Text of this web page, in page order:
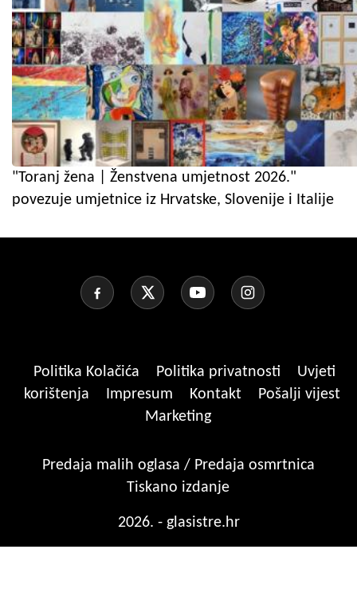
"Toranj žena | Ženstvena umjetnost 2026."
povezuje umjetnice iz Hrvatske, Slovenije i Italije
Politika Kolačića Politika privatnosti
Uvjeti
korištenja
Impresum Kontakt
Pošalji vijest
Marketing
Predaja malih oglasa / Predaja osmrtnica
Tiskano izdanje
2026. - glasistre.hr